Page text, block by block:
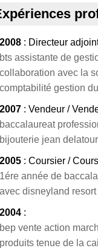
2008 : Directeur
bts assistante de
collaboration avec la
comptabilité gestion
2007 : Vendeur /
baccalaureat
bijouterie jean
2005 : Coursier /
1ére année de
avec disneyland
2004 :
bep vente action
produits tenue de la